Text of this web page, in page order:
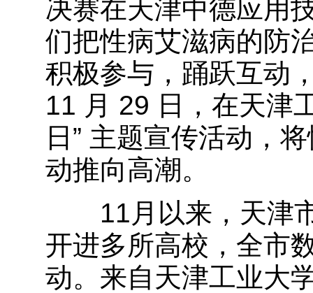
决赛在天津中德应用
们把性病艾滋病的防
积极参与，踊跃互动
11 月 29 日，在天津
日” 主题宣传活动，
动推向高潮。
11月以来，天津市
开进多所高校，全市
动。来自天津工业大